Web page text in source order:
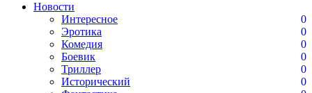
Новости
Интересное
0
Эротика
0
Комедия
0
Боевик
0
Триллер
0
Исторический
0